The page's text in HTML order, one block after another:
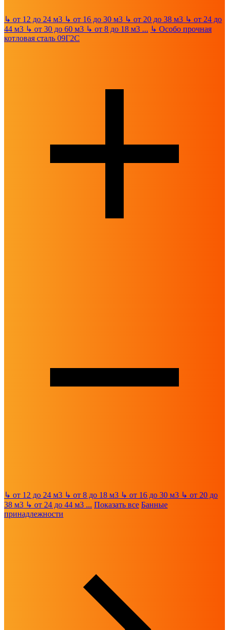
↳ от 12 до 24 м3 ↳ от 16 до 30 м3 ↳ от 20 до 38 м3 ↳ от 24 до
44 м3 ↳ от 30 до 60 м3 ↳ от 8 до 18 м3 ... ↳ Особо прочная
котловая сталь 09Г2С
↳ от 12 до 24 м3 ↳ от 8 до 18 м3 ↳ от 16 до 30 м3 ↳ от 20 до
38 м3 ↳ от 24 до 44 м3 ... Показать все Банные
принадлежности